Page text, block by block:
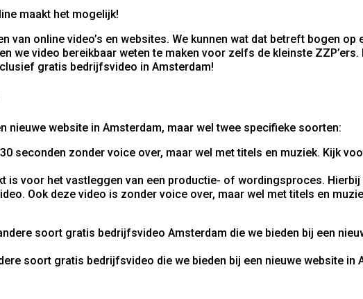
maakt het mogelijk!
online video’s en websites. We kunnen wat dat betreft bogen op
we video bereikbaar weten te maken voor zelfs de kleinste
gratis bedrijfsvideo in Amsterdam!
nieuwe website in Amsterdam, maar wel twee specifieke soorten:
seconden zonder voice over, maar wel met titels en muziek. Kijk
is voor het vastleggen van een productie- of wordingsproces.
Ook deze video is zonder voice over, maar wel met titels en
soort gratis bedrijfsvideo die we bieden bij een nieuwe website in